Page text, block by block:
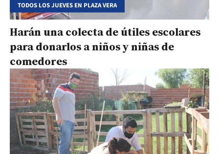
TODOS LOS JUEVES EN PLAZA VERA
Harán una colecta de útiles escolares
para donarlos a niños y niñas de
comedores